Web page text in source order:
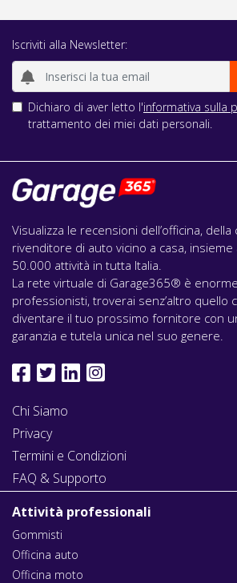
Iscriviti alla Newsletter:
Dichiaro di aver letto l'informativa sulla
trattamento dei miei dati personali.
Visualizza le recensioni dell’officina,
rivenditore di auto vicino a casa,
50.000 attività in tutta Italia.
La rete virtuale di Garage365® è
professionisti, troverai senz’altro quello
diventare il tuo prossimo fornitore con
garanzia e tutela unica nel suo genere.
Chi Siamo
Privacy
Termini e Condizioni
FAQ & Supporto
Attività professionali
Gommisti
Officina auto
Officina moto